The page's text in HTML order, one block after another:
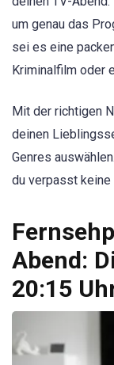
um genau das
sei es eine
Kriminalfilm oder
Mit der richtigen
deinen
Genres
du verpasst keine
Abend:
20:15